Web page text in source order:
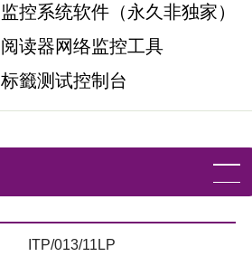
监控系统软件（永久非独家）
阅读器网络监控工具
标籤测试控制台
ITP/013/11LP